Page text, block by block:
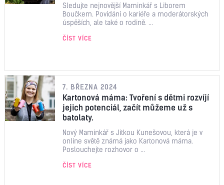
Sledujte nejnovější Maminkář s Liborem
Boučkem. Povídání o kariéře a moderátorských
úspěších, ale také o rodině. ...
ČÍST VÍCE
7. BŘEZNA 2024
Kartonová máma: Tvoření s dětmi rozvíjí
jejich potenciál, začít můžeme už s
batolaty.
Nový Maminkář s Jitkou Kunešovou, která je v
online světě známá jako Kartonová máma.
Poslouchejte rozhovor o ...
ČÍST VÍCE